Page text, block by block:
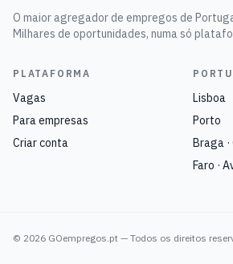
O maior agregador de empregos de
Milhares de oportunidades, numa só
PLATAFORMA
Vagas
Para empresas
Criar conta
Lisboa
Porto
Braga
Faro ·
© 2026 GOempregos.pt — Todos os direitos